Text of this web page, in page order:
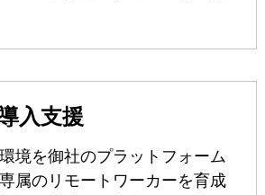
入支援
境を御社のプラットフォーム
属のリモートワーカーを育成